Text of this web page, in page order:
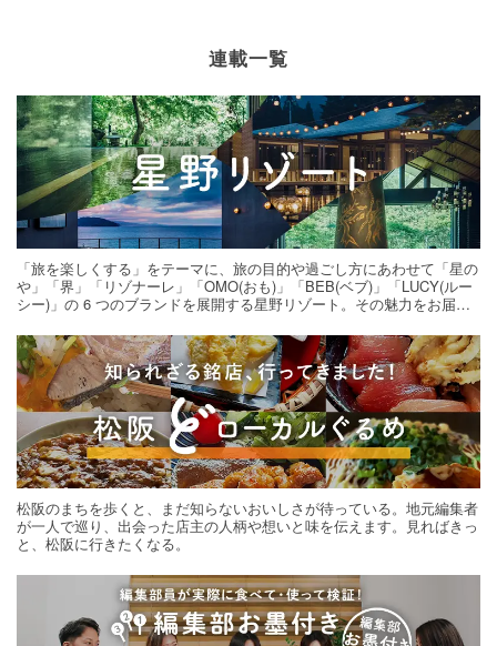
連載一覧
「旅を楽しくする」をテーマに、旅の目的や過ごし方にあわせて「星の
や」「界」「リゾナーレ」「OMO(おも)」「BEB(ベブ)」「LUCY(ルー
シー)」の 6 つのブランドを展開する星野リゾート。その魅力をお届け
松阪のまちを歩くと、まだ知らないおいしさが待っている。地元編集者
が一人で巡り、出会った店主の人柄や想いと味を伝えます。見ればきっ
と、松阪に行きたくなる。